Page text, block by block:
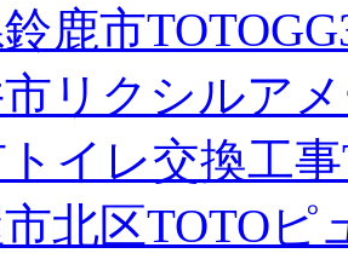
鹿市
リクシルア
イレ交換工事
北区TOTO